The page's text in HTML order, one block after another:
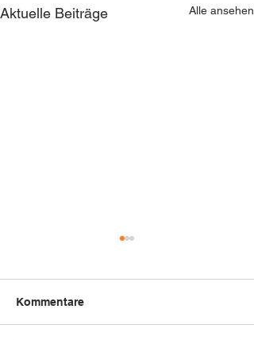
Aktuelle Beiträge Alle ansehen
Kommentare